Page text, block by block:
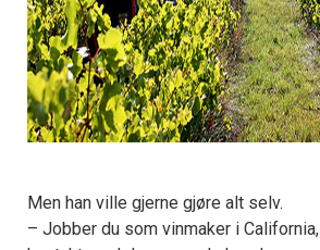
Men han ville gjerne gjøre alt selv.
– Jobber du som vinmaker i